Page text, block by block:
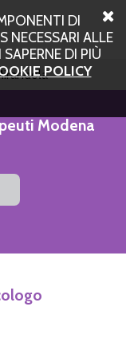
DI
NECESSARI ALLE
DI PIÙ
POLICY
Modena